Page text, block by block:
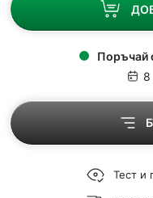
Поръчай
8
Тест и